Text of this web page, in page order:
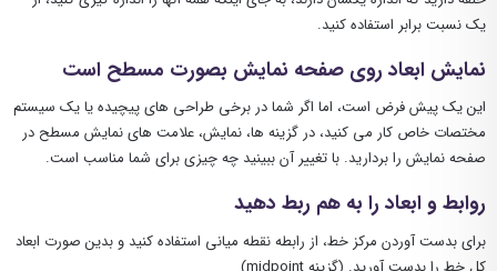
یک نسبت برابر استفاده کنید.
نمایش ابعاد روی صفحه نمایش بصورت مسطح است
این یک پیش فرض است، اما اگر شما در برخی طراحی های پیچیده یا یک سیستم
مختصات خاص کار می کنید، در گزینه ها، نمایش، علامت های نمایش مسطح در
صفحه نمایش را بردارید. با تغییر آن ببینید چه چیزی برای شما مناسب است.
روابط و ابعاد را به هم ربط دهید
برای بدست آوردن مرکز خط، از رابطه نقطه میانی استفاده کنید و بدین صورت ابعاد